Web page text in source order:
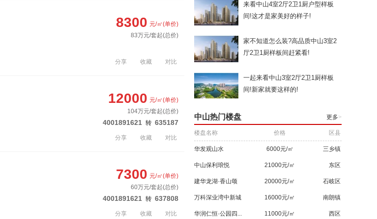
8300 元/㎡(单价)
83万元/套起(总价)
分享 收藏 对比
4001891621 转 635187
12000 元/㎡(单价)
104万元/套起(总价)
分享 收藏 对比
4001891621 转 637808
7300 元/㎡(单价)
60万元/套起(总价)
分享 收藏 对比
来看中山4室2厅2卫1厨户型样板
间!这才是家美好的样子!
家不知道怎么装?高品质中山3室2
厅2卫1厨样板间赶紧看!
一起来看中山3室2厅2卫1厨样板
间!新家就要这样的!
中山热门楼盘 更多>
楼盘名称 价格 区县
华发观山水 6000元/㎡ 三乡镇
中山保利琅悦 21000元/㎡ 东区
建华龙湖·香山颂 20000元/㎡ 石岐区
万科深业湾中新城 16000元/㎡ 南朗镇
华润仁恒·公园四... 11000元/㎡ 西区